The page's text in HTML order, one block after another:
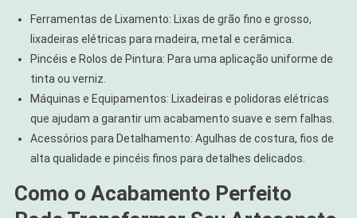
Ferramentas de Lixamento: Lixas de grão fino e grosso,
lixadeiras elétricas para madeira, metal e cerâmica.
Pincéis e Rolos de Pintura: Para uma aplicação uniforme de
tinta ou verniz.
Máquinas e Equipamentos: Lixadeiras e polidoras elétricas
que ajudam a garantir um acabamento suave e sem falhas.
Acessórios para Detalhamento: Agulhas de costura, fios de
alta qualidade e pincéis finos para detalhes delicados.
Como o Acabamento Perfeito